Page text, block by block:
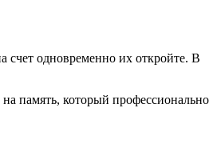
счет одновременно их откройте. В
память, который профессионально